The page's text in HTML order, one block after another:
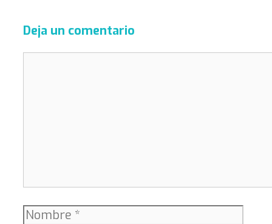
Deja un comentario
Nombre